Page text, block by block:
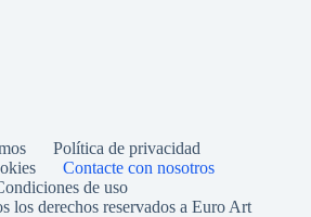
Política de privacidad
Contacte con nosotros
de uso
los derechos reservados a Euro Art